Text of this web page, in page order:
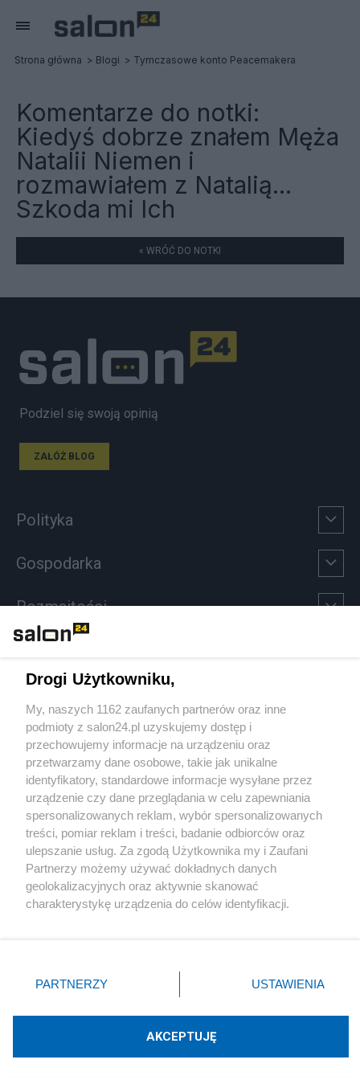
Strona główna Blogi Tymczasowe konto Peacemakera
Komentarze do notki:
Kiedyś dobrze znałem Męża
Natalii Niemen i
rozmawiałem z Natalią...
Szkoda mi Ich
« WRÓĆ DO NOTKI
Podziel się swoją opinią
ZAŁÓŻ BLOG
Polityka
Gospodarka
Rozmaitości
Sport
Społeczeństwo
Kultura
X Facebook Instagram Youtube
Technologię dostarcza:W3media.pl
Drogi Użytkowniku,
My, naszych 1162 zaufanych partnerów oraz inne
podmioty z salon24.pl uzyskujemy dostęp i
przechowujemy informacje na urządzeniu oraz
przetwarzamy dane osobowe, takie jak unikalne
identyfikatory, standardowe informacje wysyłane przez
urządzenie czy dane przeglądania w celu zapewniania
spersonalizowanych reklam, wybór spersonalizowanych
treści, pomiar reklam i treści, badanie odbiorców oraz
ulepszanie usług. Za zgodą Użytkownika my i Zaufani
Partnerzy możemy używać dokładnych danych
geolokalizacyjnych oraz aktywnie skanować
charakterystykę urządzenia do celów identyfikacji.
zmienić/wycofać klikając przycisk ustawień prywatności
znajdujący się w lewym dolnym rogu strony
rodzaje przetwarzania danych nie wymagają zgody
użytkownika, ale masz prawo sprzeciwić się takiemu
PARTNERZY USTAWIENIA
AKCEPTUJĘ